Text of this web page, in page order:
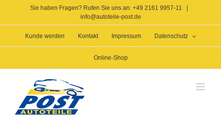
springen
Sie haben Fragen? Rufen Sie uns an: +49 2161 9957-11
info@autoteile-post.de
Kunde werden Kontakt Impressum Datenschutz
Online-Shop